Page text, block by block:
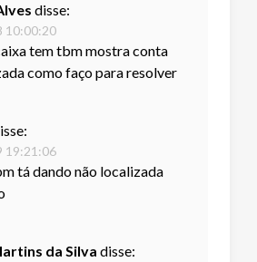
disse:
10:00:20
tem tbm mostra conta
como faço para resolver
19:21:06
tá dando não localizada
da Silva disse: